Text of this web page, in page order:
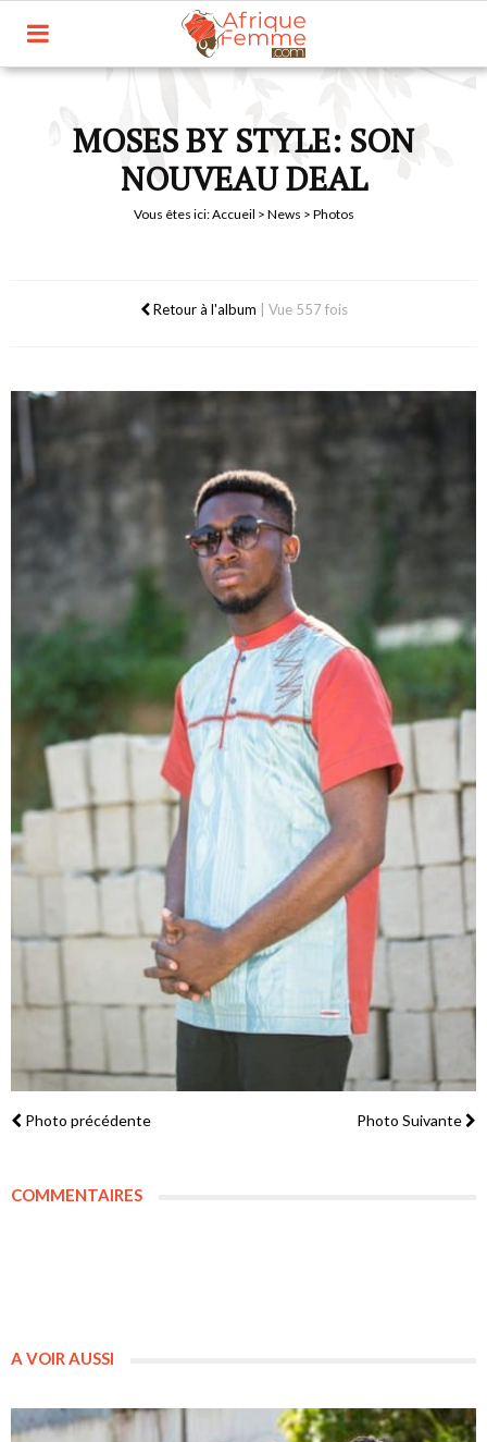
MOSES BY STYLE: SON
NOUVEAU DEAL
Vous êtes ici:Accueil > News > Photos
Retour à l'album Vue 557 fois
Photo précédente Photo Suivante
COMMENTAIRES
A VOIR AUSSI